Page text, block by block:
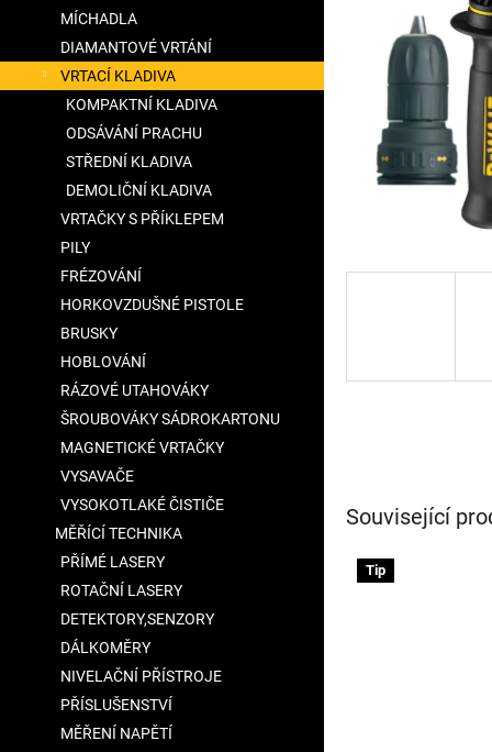
MÍCHADLA
DIAMANTOVÉ VRTÁNÍ
VRTACÍ KLADIVA
KOMPAKTNÍ KLADIVA
ODSÁVÁNÍ PRACHU
STŘEDNÍ KLADIVA
DEMOLIČNÍ KLADIVA
VRTAČKY S PŘÍKLEPEM
PILY
FRÉZOVÁNÍ
HORKOVZDUŠNÉ PISTOLE
BRUSKY
HOBLOVÁNÍ
RÁZOVÉ UTAHOVÁKY
ŠROUBOVÁKY SÁDROKARTONU
MAGNETICKÉ VRTAČKY
VYSAVAČE
VYSOKOTLAKÉ ČISTIČE
MĚŘÍCÍ TECHNIKA
PŘÍMÉ LASERY
ROTAČNÍ LASERY
DETEKTORY,SENZORY
DÁLKOMĚRY
NIVELAČNÍ PŘÍSTROJE
PŘÍSLUŠENSTVÍ
MĚŘENÍ NAPĚTÍ
Související
Tip